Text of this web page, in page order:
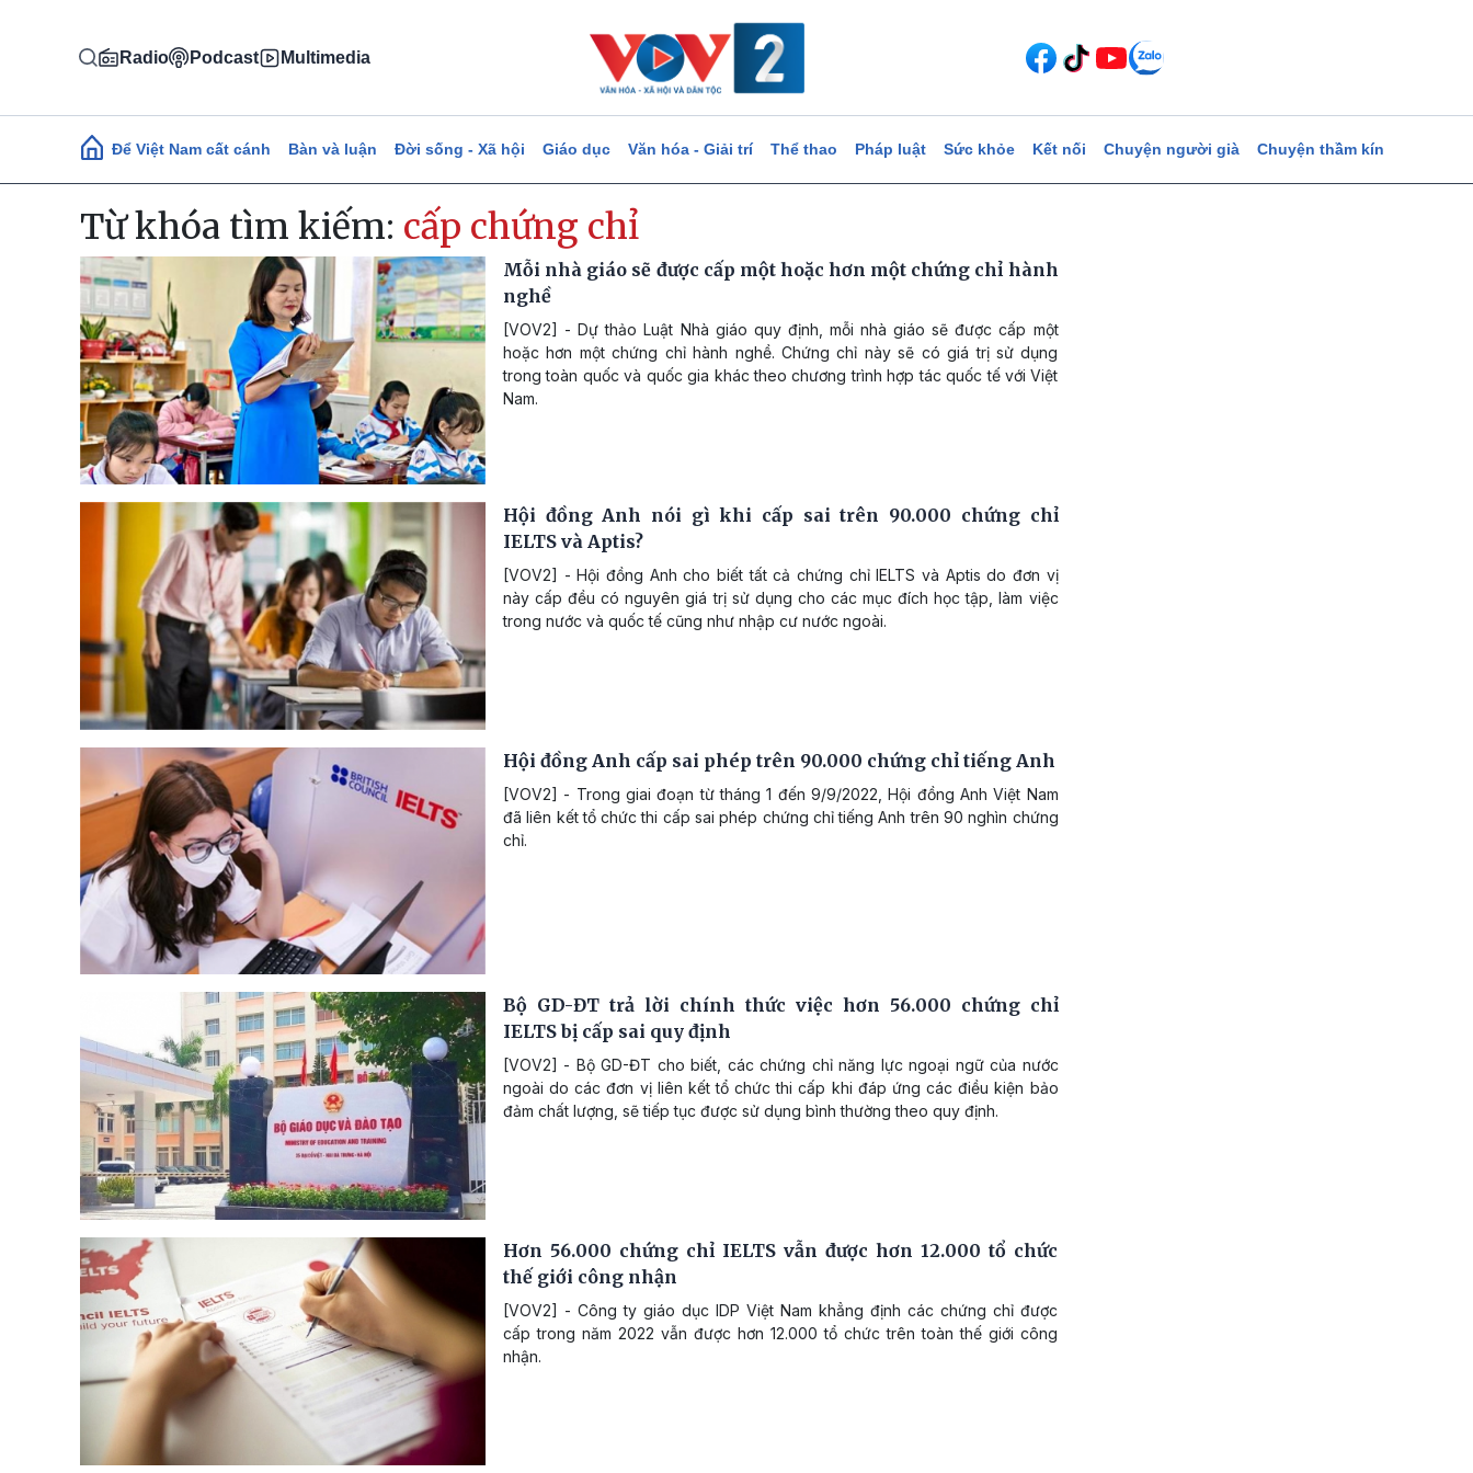
Radio Podcast Multimedia
Main navigation
Để Việt Nam cất cánh Bàn và luận Đời sống - Xã hội Giáo dục Văn hóa - Giải trí Thể thao Pháp luật Sức khỏe Kết nối Chuyện người già Chuyện thầm kín
Từ khóa tìm kiếm: cấp chứng chỉ
Mỗi nhà giáo sẽ được cấp một hoặc hơn một chứng chỉ hành
nghề
[VOV2] - Dự thảo Luật Nhà giáo quy định, mỗi nhà giáo sẽ được cấp một
hoặc hơn một chứng chỉ hành nghề. Chứng chỉ này sẽ có giá trị sử dụng
trong toàn quốc và quốc gia khác theo chương trình hợp tác quốc tế với Việt
Nam.
Hội đồng Anh nói gì khi cấp sai trên 90.000 chứng chỉ
IELTS và Aptis?
[VOV2] - Hội đồng Anh cho biết tất cả chứng chỉ IELTS và Aptis do đơn vị
này cấp đều có nguyên giá trị sử dụng cho các mục đích học tập, làm việc
trong nước và quốc tế cũng như nhập cư nước ngoài.
Hội đồng Anh cấp sai phép trên 90.000 chứng chỉ tiếng Anh
[VOV2] - Trong giai đoạn từ tháng 1 đến 9/9/2022, Hội đồng Anh Việt Nam
đã liên kết tổ chức thi cấp sai phép chứng chỉ tiếng Anh trên 90 nghìn chứng
chỉ.
Bộ GD-ĐT trả lời chính thức việc hơn 56.000 chứng chỉ
IELTS bị cấp sai quy định
[VOV2] - Bộ GD-ĐT cho biết, các chứng chỉ năng lực ngoại ngữ của nước
ngoài do các đơn vị liên kết tổ chức thi cấp khi đáp ứng các điều kiện bảo
đảm chất lượng, sẽ tiếp tục được sử dụng bình thường theo quy định.
Hơn 56.000 chứng chỉ IELTS vẫn được hơn 12.000 tổ chức
thế giới công nhận
[VOV2] - Công ty giáo dục IDP Việt Nam khẳng định các chứng chỉ được
cấp trong năm 2022 vẫn được hơn 12.000 tổ chức trên toàn thế giới công
nhận.